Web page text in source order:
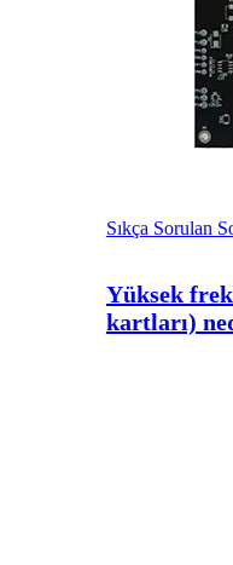
Sıkça Sorulan
Yüksek
kartları)